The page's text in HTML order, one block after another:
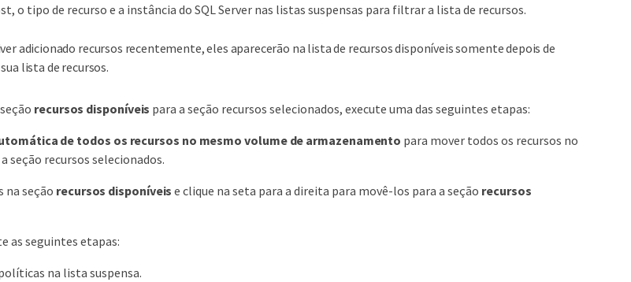
o tipo de recurso e a instância do SQL Server nas listas suspensas para filtrar a lista de recursos.
adicionado recursos recentemente, eles aparecerão na lista de recursos disponíveis somente depois de
lista de recursos.
recursos disponíveis para a seção recursos selecionados, execute uma das seguintes etapas:
de todos os recursos no mesmo volume de armazenamento para mover todos os recursos no
seção recursos selecionados.
na seção recursos disponíveis e clique na seta para a direita para movê-los para a seção recursos
as seguintes etapas:
na lista suspensa.